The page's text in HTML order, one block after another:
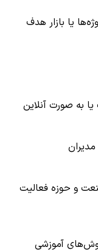
یا بازار هدف
به صورت آنلاین
و حوزه فعالیت
آموزشی